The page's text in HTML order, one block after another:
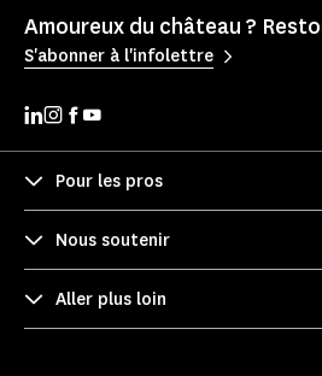
Amoureux du château ?
S'abonner à l'infolettre
Pour les pros
Nous soutenir
Aller plus loin